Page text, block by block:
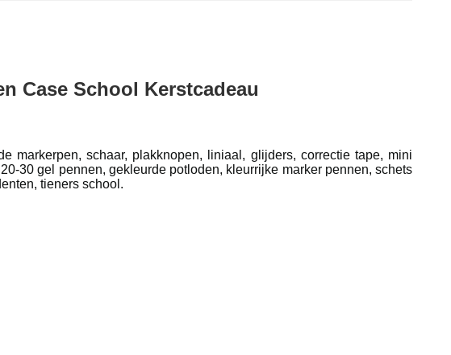
Case School Kerstcadeau
markerpen, schaar, plakknopen, liniaal, glijders, correctie tape, mini
30 gel pennen, gekleurde potloden, kleurrijke marker pennen, schets
tieners school.